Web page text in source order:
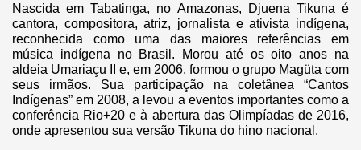
Nascida em Tabatinga, no Amazonas, Djuena Tikuna é
cantora, compositora, atriz, jornalista e ativista indígena,
reconhecida como uma das maiores referências em
música indígena no Brasil. Morou até os oito anos na
aldeia Umariaçu II e, em 2006, formou o grupo Magüta com
seus irmãos. Sua participação na coletânea “Cantos
Indígenas” em 2008, a levou a eventos importantes como a
conferência Rio+20 e à abertura das Olimpíadas de 2016,
onde apresentou sua versão Tikuna do hino nacional.